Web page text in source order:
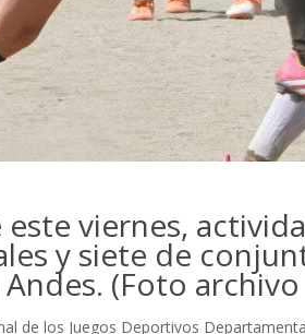
este viernes,
y siete de
(Foto
de los Juegos Deportivos